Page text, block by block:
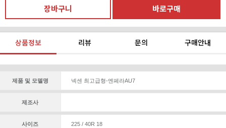
상품정보 리뷰 문의 구매안내
제품 및 모델명 넥센 최고급형-엔페라AU7
제조사
사이즈 225 / 40R 18